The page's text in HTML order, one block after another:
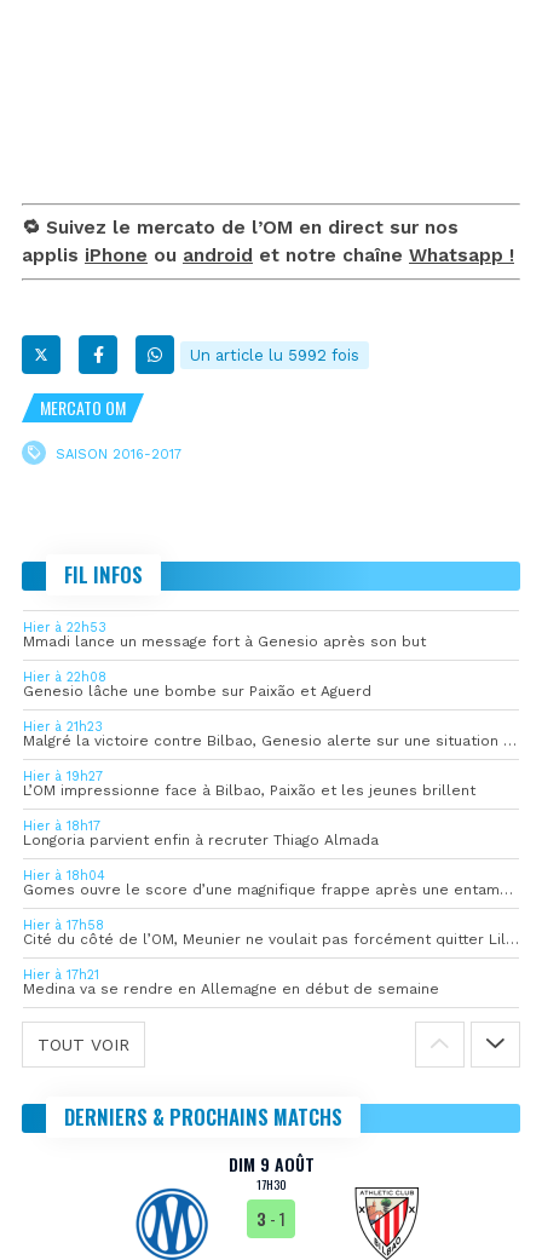
🔁 Suivez le mercato de l’OM en direct sur nos
applis iPhone ou android et notre chaîne Whatsapp !
Un article lu 5992 fois
MERCATO OM
SAISON 2016-2017
FIL INFOS
Hier à 22h53
Mmadi lance un message fort à Genesio après son but
Hier à 22h08
Genesio lâche une bombe sur Paixão et Aguerd
Hier à 21h23
Malgré la victoire contre Bilbao, Genesio alerte sur une situation « pas idéale »
Hier à 19h27
L’OM impressionne face à Bilbao, Paixão et les jeunes brillent
Hier à 18h17
Longoria parvient enfin à recruter Thiago Almada
Hier à 18h04
Gomes ouvre le score d’une magnifique frappe après une entame convaincante
Hier à 17h58
Cité du côté de l’OM, Meunier ne voulait pas forcément quitter Lille
Hier à 17h21
Medina va se rendre en Allemagne en début de semaine
TOUT VOIR
DERNIERS & PROCHAINS MATCHS
DIM 9 AOÛT
17H30
3 - 1